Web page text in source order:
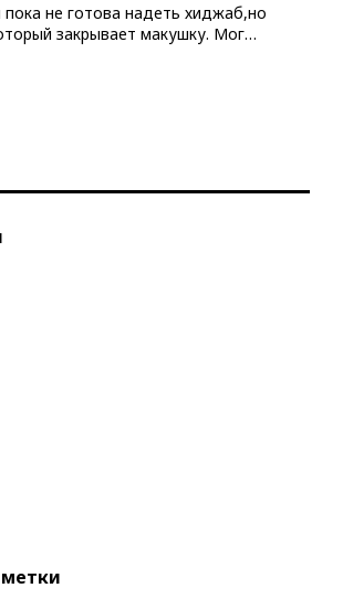
пока не готова надеть хиджаб,но
закрывает макушку. Мог…